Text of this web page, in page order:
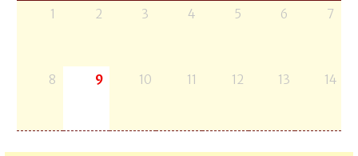
1 2 3 4 5 6 7
8 9 10 11 12 13 14